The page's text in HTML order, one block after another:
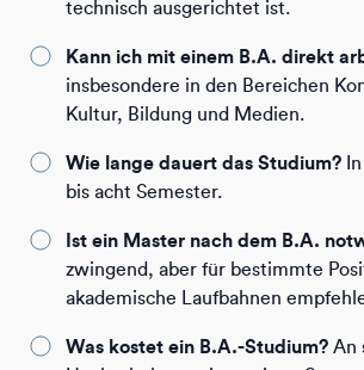
technisch ausgerichtet ist.
Kann ich mit einem B.A. direkt
insbesondere in den Bereichen
Kultur, Bildung und Medien.
Wie lange dauert das Studium?
bis acht Semester.
Ist ein Master nach dem B.A.
zwingend, aber für bestimmte
akademische Laufbahnen
Was kostet ein B.A.-Studium? An